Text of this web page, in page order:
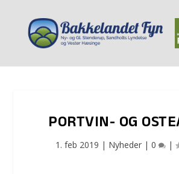
PORTVIN- OG
1. feb 2019 | Nyheder| 0 |